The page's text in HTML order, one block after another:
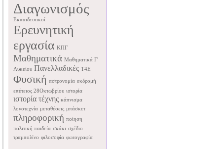
Διαγωνισμός
Εκπαιδευτικοί
Ερευνητική
εργασία ΚΠΓ
Μαθηματικά Μαθηματικά Γ'
Λυκείου Πανελλαδικές Τ4Ε
Φυσική αστρονομία εκδρομή
επέτειος 28Οκτωβρίου ιστορία
ιστορία τέχνης κάπνισμα
λογοτεχνία μεταθέσεις μπάσκετ
πληροφορική ποίηση
πολιτική παιδεία σκάκι σχέδιο
τραμπολίνο φιλοσοφία φωτογραφία